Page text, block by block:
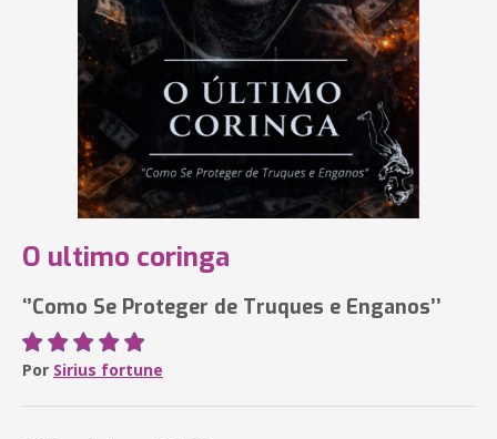
O ultimo coringa
‘’Como Se Proteger de Truques e Enganos’’
Por Sirius fortune